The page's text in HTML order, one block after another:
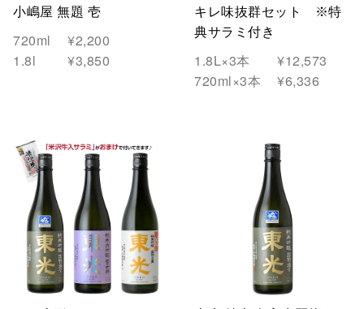
小嶋屋 無題 壱
720ml
¥2,200
1.8l
¥3,850
キレ味抜群セット ※特
典サラミ付き
1.8L×3本
¥12,573
720ml×3本
¥6,336